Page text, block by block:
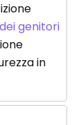
genitori
in